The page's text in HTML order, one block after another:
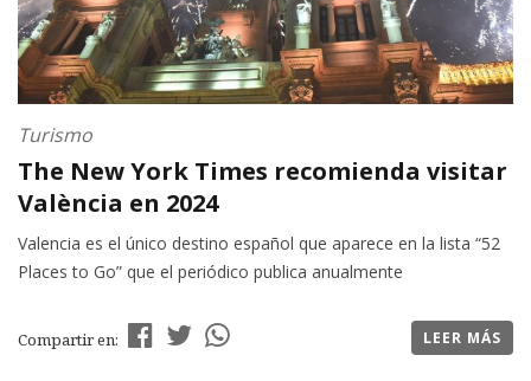
Turismo
The New York Times recomienda visitar
València en 2024
Valencia es el único destino español que aparece en la lista “52
Places to Go” que el periódico publica anualmente
Compartir en: LEER MÁS